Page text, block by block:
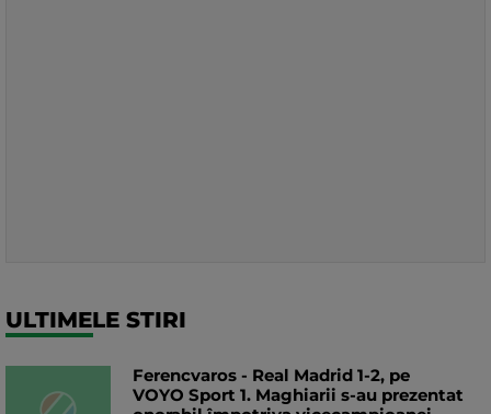
ULTIMELE STIRI
Ferencvaros - Real Madrid 1-2, pe
VOYO Sport 1. Maghiarii s-au prezentat